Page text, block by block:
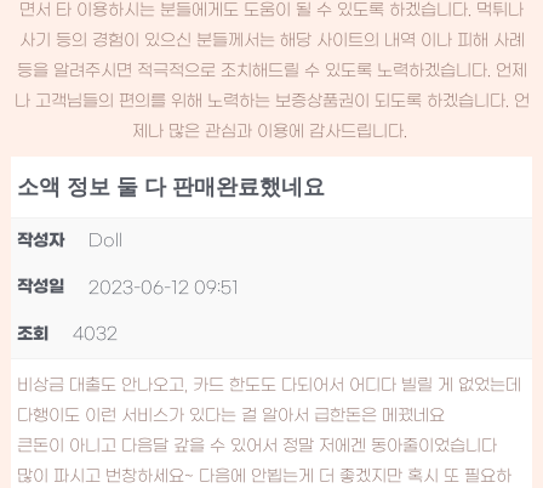
면서 타 이용하시는 분들에게도 도움이 될 수 있도록 하겠습니다. 먹튀나
사기 등의 경험이 있으신 분들께서는 해당 사이트의 내역 이나 피해 사례
등을 알려주시면 적극적으로 조치해드릴 수 있도록 노력하겠습니다. 언제
나 고객님들의 편의를 위해 노력하는 보증상품권이 되도록 하겠습니다. 언
제나 많은 관심과 이용에 감사드립니다.
소액 정보 둘 다 판매완료했네요
작성자 Doll
작성일 2023-06-12 09:51
조회 4032
비상금 대출도 안나오고, 카드 한도도 다되어서 어디다 빌릴 게 없었는데
다행이도 이런 서비스가 있다는 걸 알아서 급한돈은 메꿨네요
큰돈이 아니고 다음달 갚을 수 있어서 정말 저에겐 동아줄이었습니다
많이 파시고 번창하세요~ 다음에 안뵙는게 더 좋겠지만 혹시 또 필요하